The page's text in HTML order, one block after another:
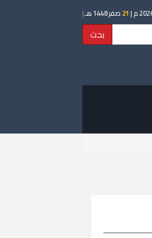
21 صفر 1448 هـ |
بحث